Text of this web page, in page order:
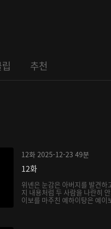
추천
12화 2025-12-23 49분
12화
위녠은 눈감은 아버지를 발견하
지 내용처럼 두 사람을 나란히
이보를 마주친 예하이탕은 예